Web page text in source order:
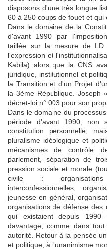
disposons d'une très longue
60 à 250 coups de fouet et qui
Dans le domaine de la
d'avant 1990 par
taillée sur la mesure de LD
l'expression et
Kabila) alors que la CNS
juridique, institutionnel et
la Transition et d'un Projet
la 3ème République. Joseph
décret-loi n° 003 pour son
Dans le domaine du
période d'avant 1990, non
constitution personnelle,
pluralisme idéologique et
mécanismes de contrôle
parlement, séparation de
pression sociale et morale
civile : organisations
interconfessionnelles,
jeunesse en général,
organisations de défense
qui existaient depuis
davantage, comme dans
autorité. Retour à la pensée
et politique, à l'unanimisme